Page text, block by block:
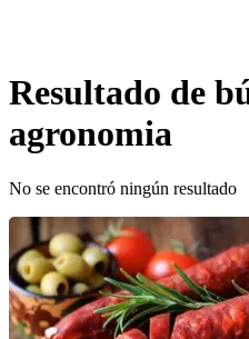
Resultado de
agronomia
No se encontró ningún resultado